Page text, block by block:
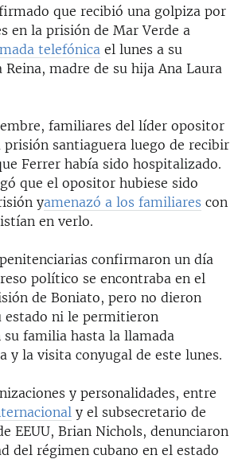
que recibió una golpiza por
en la prisión de Mar Verde a
telefónica el lunes a su
Reina, madre de su hija Ana Laura
familiares del líder opositor
prisión santiaguera luego de recibir
Ferrer había sido hospitalizado.
que el opositor hubiese sido
yamenazó a los familiares con
en verlo.
confirmaron un día
político se encontraba en el
de Boniato, pero no dieron
estado ni le permitieron
su familia hasta la llamada
y la visita conyugal de este lunes.
y personalidades, entre
y el subsecretario de
EEUU, Brian Nichols, denunciaron
del régimen cubano en el estado